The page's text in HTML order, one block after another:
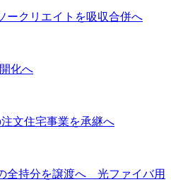
ークリエイトを吸収合併へ
化へ
文住宅事業を承継へ
全持分を譲渡へ 光ファイバ用